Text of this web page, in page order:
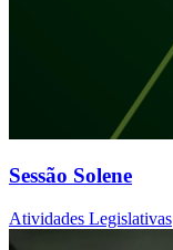
Sessão Solene
Atividades Legislativas